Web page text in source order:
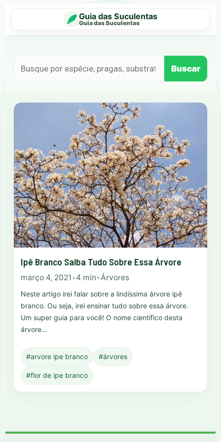
Guia das Suculentas
Guia das Suculentas
Buscar
Ipê Branco Saiba Tudo Sobre Essa Árvore
março 4, 2021•4 min•Árvores
Neste artigo irei falar sobre a lindíssima árvore ipê
branco. Ou seja, irei ensinar tudo sobre essa árvore.
Um super guia para você! O nome científico desta
árvore…
#arvore ipe branco #árvores
#flor de ipe branco